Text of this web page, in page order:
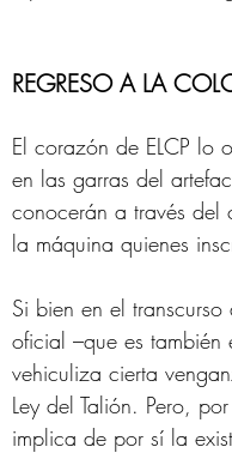
REGRESO A LA
El corazón de ELCP lo
en las garras del
conocerán a través del
la máquina quienes
Si bien en el
oficial –que es
vehiculiza cierta
Ley del Talión. Pero,
implica de por sí la